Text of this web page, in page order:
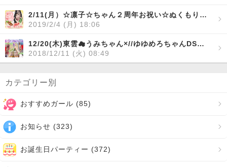
2/11(月）☆凛子☆ちゃん２周年お祝い☆ぬくもり闇鍋パーティ！
2019/2/4 (月) 18:06
12/20(木)東雲☁うみちゃん×//ゆゆめろちゃんDS企画『クリスマス前夜祭！うみゆゆコスプレパーリィDS！』！
2018/12/11 (火) 08:49
カテゴリー別
おすすめガール (85)
お知らせ (323)
お誕生日パーティー (372)